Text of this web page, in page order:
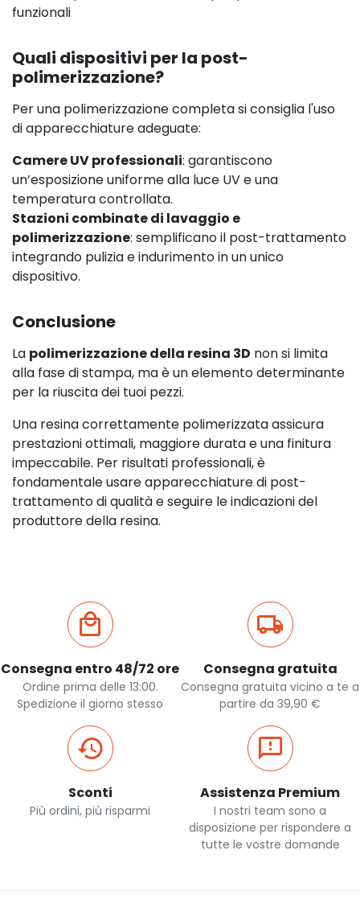
funzionali
Quali dispositivi per la post-
polimerizzazione?
Per una polimerizzazione completa si consiglia l'uso
di apparecchiature adeguate:
Camere UV professionali: garantiscono
un’esposizione uniforme alla luce UV e una
temperatura controllata.
Stazioni combinate di lavaggio e
polimerizzazione: semplificano il post-trattamento
integrando pulizia e indurimento in un unico
dispositivo.
Conclusione
La polimerizzazione della resina 3D non si limita
alla fase di stampa, ma è un elemento determinante
per la riuscita dei tuoi pezzi.
Una resina correttamente polimerizzata assicura
prestazioni ottimali, maggiore durata e una finitura
impeccabile. Per risultati professionali, è
fondamentale usare apparecchiature di post-
trattamento di qualità e seguire le indicazioni del
produttore della resina.
Consegna entro 48/72 ore
Ordine prima delle 13:00.
Spedizione il giorno stesso
Consegna gratuita
Consegna gratuita vicino a te a
partire da 39,90 €
Sconti
Più ordini, più risparmi
Assistenza Premium
I nostri team sono a
disposizione per rispondere a
tutte le vostre domande